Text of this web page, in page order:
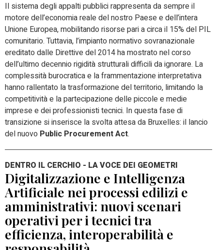
Il sistema degli appalti pubblici rappresenta da sempre il
motore dell’economia reale del nostro Paese e dell’intera
Unione Europea, mobilitando risorse pari a circa il 15% del PIL
comunitario. Tuttavia, l’impianto normativo sovranazionale
ereditato dalle Direttive del 2014 ha mostrato nel corso
dell’ultimo decennio rigidità strutturali difficili da ignorare. La
complessità burocratica e la frammentazione interpretativa
hanno rallentato la trasformazione del territorio, limitando la
competitività e la partecipazione delle piccole e medie
imprese e dei professionisti tecnici. In questa fase di
transizione si inserisce la svolta attesa da Bruxelles: il lancio
del nuovo Public Procurement Act.
DENTRO IL CERCHIO - LA VOCE DEI GEOMETRI
Digitalizzazione e Intelligenza
Artificiale nei processi edilizi e
amministrativi: nuovi scenari
operativi per i tecnici tra
efficienza, interoperabilità e